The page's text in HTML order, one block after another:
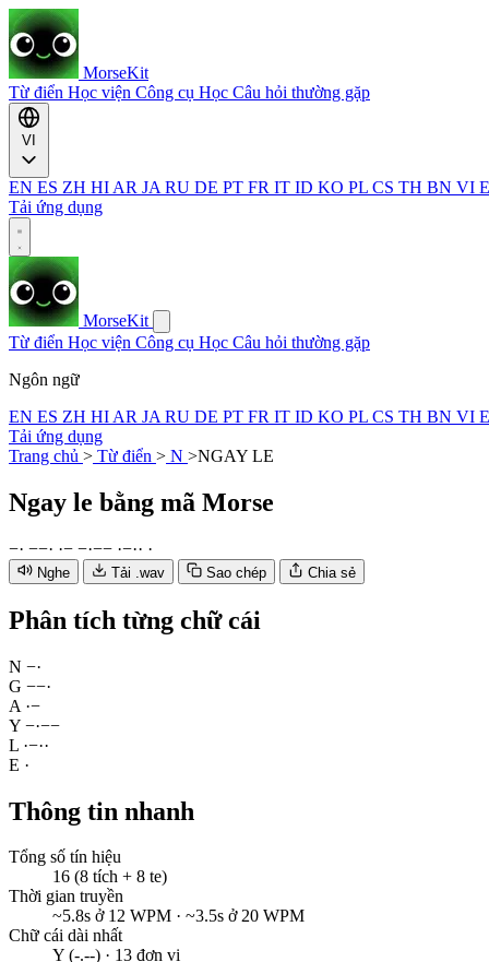
MorseKit
Từ điển Học viện Công cụ Học Câu hỏi thường gặp
EN ES ZH HI AR JA RU DE PT FR IT ID KO PL CS TH BN VI
Tải ứng dụng
MorseKit
Từ điển Học viện Công cụ Học Câu hỏi thường gặp
Ngôn ngữ
EN ES ZH HI AR JA RU DE PT FR IT ID KO PL CS TH BN VI
Tải ứng dụng
Trang chủ > Từ điển > N >NGAY LE
Ngay le bằng mã Morse
−· −−· ·− −·−− ·−·· ·
Nghe Tải .wav Sao chép Chia sẻ
Phân tích từng chữ cái
N −·
G −−·
A ·−
Y −·−−
L ·−··
E ·
Thông tin nhanh
Tổng số tín hiệu
16 (8 tích + 8 te)
Thời gian truyền
~5.8s ở 12 WPM · ~3.5s ở 20 WPM
Chữ cái dài nhất
Y (-.--) · 13 đơn vị